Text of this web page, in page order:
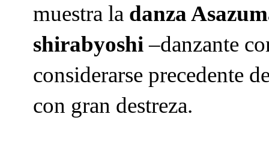
muestra la danza
shirabyoshi–danzante
considerarse precedente
con gran destreza.